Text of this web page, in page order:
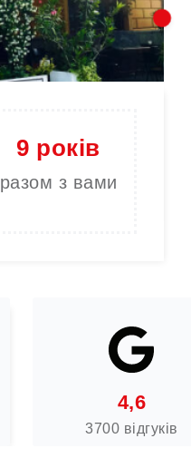
9 років
разом з вами
4,6
3700 відгуків